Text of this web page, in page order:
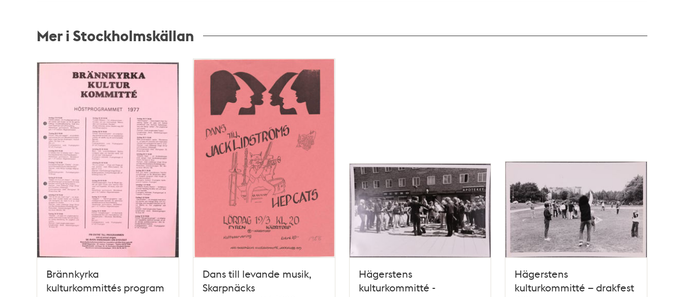
Mer i Stockholmskällan
Relaterade
och
teman
Brännkyrka
kulturkommittés program
Dans till levande musik,
Skarpnäcks
Hägerstens
kulturkommitté -
Hägerstens
kulturkommitté – drakfest